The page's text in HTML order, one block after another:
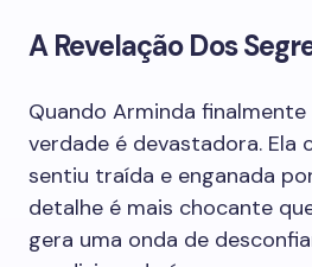
A Revelação Dos
Quando Arminda finalmente
verdade é devastadora. Ela
sentiu traída e enganada
detalhe é mais chocante
gera uma onda de